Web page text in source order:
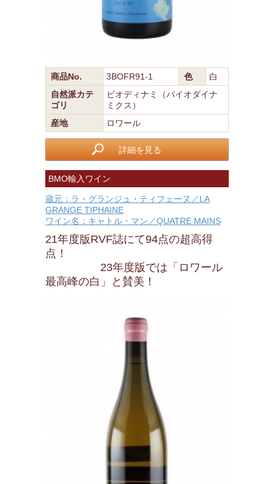
商品No. 3BOFR91-1 色
白
自然派カテ
ゴリ
ビオディナミ（バイオダイナ
ミクス）
産地
ロワール
詳細を見る
BMO輸入ワイン
蔵元：ラ・グランジュ・ティフェーヌ／LA
GRANGE TIPHAINE
ワイン名：キャトル・マン／QUATRE MAINS
21年度版RVF誌にて94点の超高得
点！
23年度版では「ロワール
最高峰の白」と賛美！